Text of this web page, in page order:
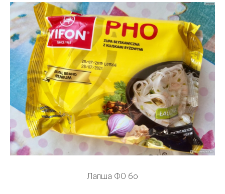
Лапша ФО бо